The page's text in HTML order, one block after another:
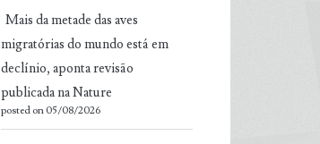
Mais da metade das aves
migratórias do mundo está em
declínio, aponta revisão
publicada na Nature
posted on 05/08/2026